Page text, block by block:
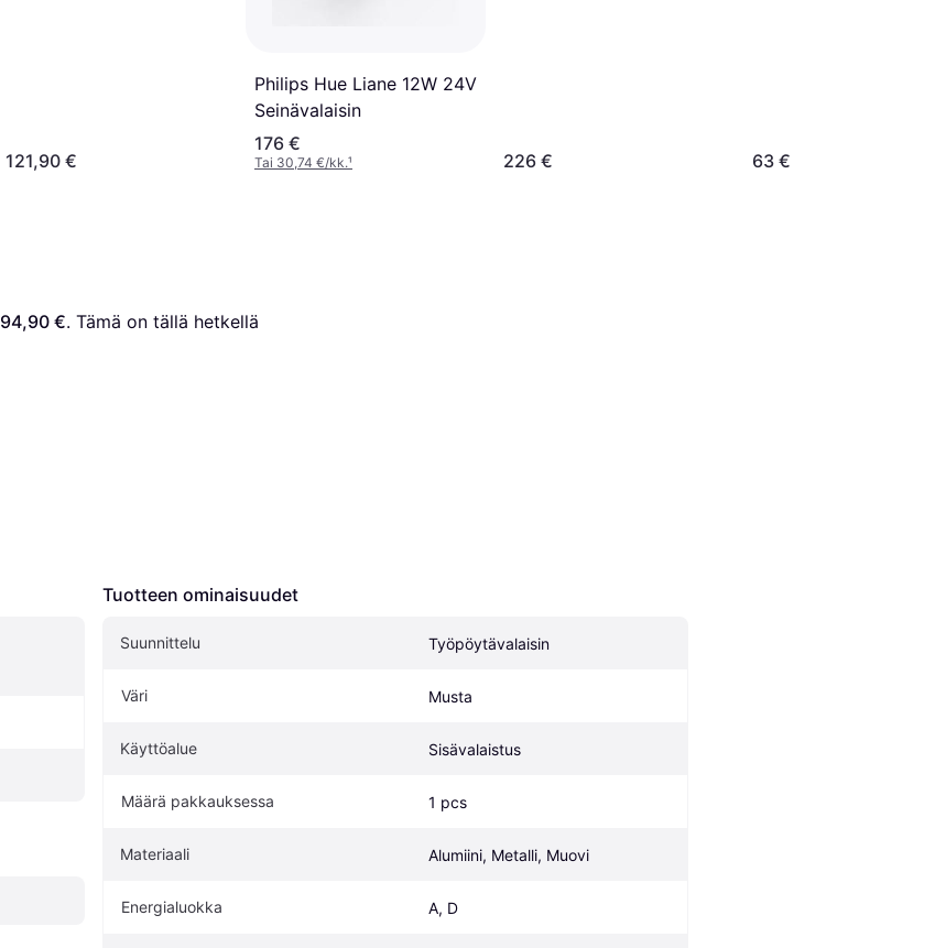
121,90 €
Philips Hue Liane 12W 24V
Seinävalaisin
176 €
Tai 30,74 €/kk.¹ 226 € 63 €
94,90 €. Tämä on tällä hetkellä
Tuotteen ominaisuudet
Suunnittelu Työpöytävalaisin
Väri Musta
Käyttöalue Sisävalaistus
Määrä pakkauksessa 1 pcs
Materiaali Alumiini, Metalli, Muovi
Energialuokka A, D